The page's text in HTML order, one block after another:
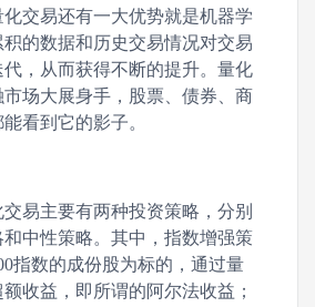
交易还有一大优势就是机器学
的数据和历史交易情况对交易
，从而获得不断的提升。量化
场大展身手，股票、债券、商
看到它的影子。
易主要有两种投资策略，分别
中性策略。其中，指数增强策
指数的成份股为标的，通过量
收益，即所谓的阿尔法收益；